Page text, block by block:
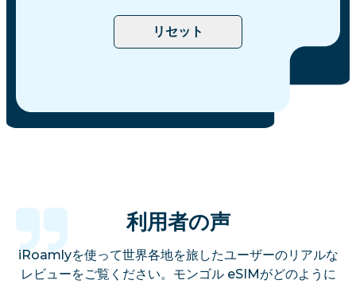
リセット
利用者の声
iRoamlyを使って世界各地を旅したユーザーのリアルな
レビューをご覧ください。モンゴル eSIMがどのように